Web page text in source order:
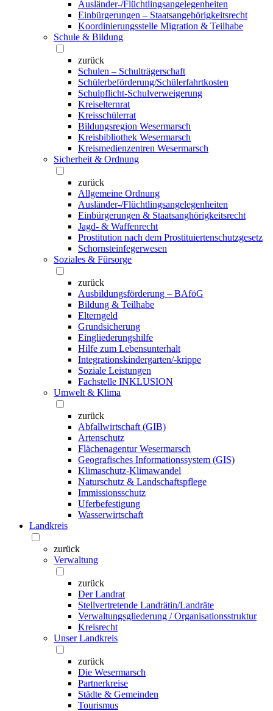
Ausländer-/Flüchtlingsangelegenheiten
Einbürgerungen – Staatsangehörigkeitsrecht
Koordinierungsstelle Migration & Teilhabe
Schule & Bildung
zurück
Schulen – Schulträgerschaft
Schülerbeförderung/Schülerfahrtkosten
Schulpflicht-Schulverweigerung
Kreiselternrat
Kreisschülerrat
Bildungsregion Wesermarsch
Kreisbibliothek Wesermarsch
Kreismedienzentren Wesermarsch
Sicherheit & Ordnung
zurück
Allgemeine Ordnung
Ausländer-/Flüchtlingsangelegenheiten
Einbürgerungen & Staatsanghörigkeitsrecht
Jagd- & Waffenrecht
Prostitution nach dem Prostituiertenschutzgesetz
Schornsteinfegerwesen
Soziales & Fürsorge
zurück
Ausbildungsförderung – BAföG
Bildung & Teilhabe
Elterngeld
Grundsicherung
Eingliederungshilfe
Hilfe zum Lebensunterhalt
Integrationskindergarten/-krippe
Soziale Leistungen
Fachstelle INKLUSION
Umwelt & Klima
zurück
Abfallwirtschaft (GIB)
Artenschutz
Flächenagentur Wesermarsch
Geografisches Informationssystem (GIS)
Klimaschutz-Klimawandel
Naturschutz & Landschaftspflege
Immissionsschutz
Uferbefestigung
Wasserwirtschaft
Landkreis
zurück
Verwaltung
zurück
Der Landrat
Stellvertretende Landrätin/Landräte
Verwaltungsgliederung / Organisationsstruktur
Kreisrecht
Unser Landkreis
zurück
Die Wesermarsch
Partnerkreise
Städte & Gemeinden
Tourismus